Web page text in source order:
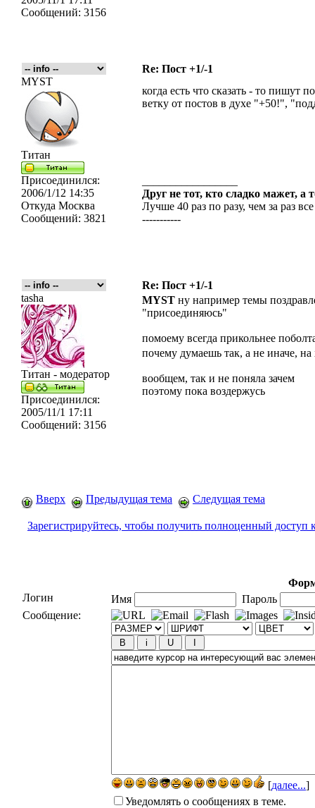
Сообщений: 3156
Re: Пост +1/-1
MYST
Титан
Присоединился:
2006/1/12 14:35
Откуда Москва
Сообщений: 3821
когда есть что сказать - то пишут
ветку от постов в духе "+50!",
Друг не тот, кто сладко мажет, а
Лучше 40 раз по разу, чем за раз
-----------
Re: Пост +1/-1
tasha
Титан - модератор
Присоединился:
2005/11/1 17:11
Сообщений: 3156
MYST ну например темы
"присоединяюсь"
помоему всегда прикольнее
почему думаешь так, а не иначе,
вообщем, так и не поняла зачем
поэтому пока воздержусь
Вверх Предыдущая тема Следущая тема
Зарегистрируйтесь, чтобы получить полноценный доступ
Логин
Имя
Пароль
Сообщение:
[далее...]
Уведомлять о сообщениях в теме.